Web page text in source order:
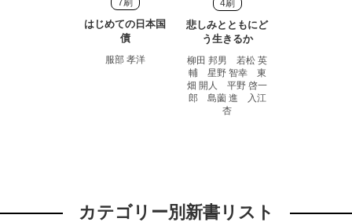
7刷
はじめての日本国
債
服部 孝洋
4刷
悲しみとともにど
う生きるか
柳田 邦男 若松 英
輔 星野 智幸 東
畑 開人 平野 啓一
郎 島薗 進 入江
杏
カテゴリー別新書リスト